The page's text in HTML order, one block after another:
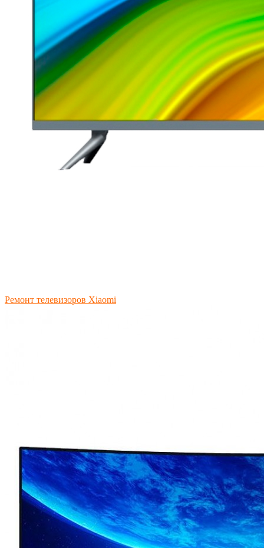
Ремонт телевизоров Xiaomi